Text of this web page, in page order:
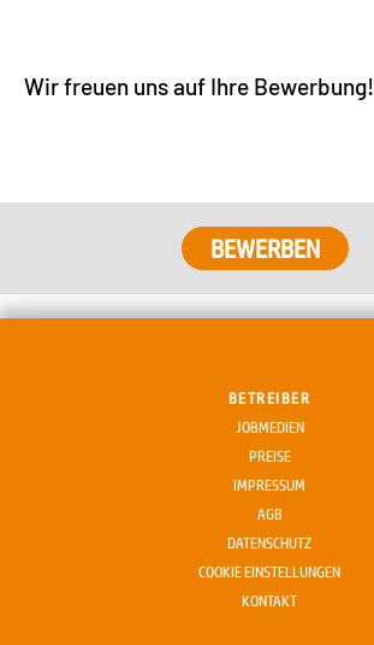
Wir freuen uns auf Ihre Bewerbung!
BEWERBEN
BETREIBER
JOBMEDIEN
PREISE
IMPRESSUM
AGB
DATENSCHUTZ
COOKIE EINSTELLUNGEN
KONTAKT